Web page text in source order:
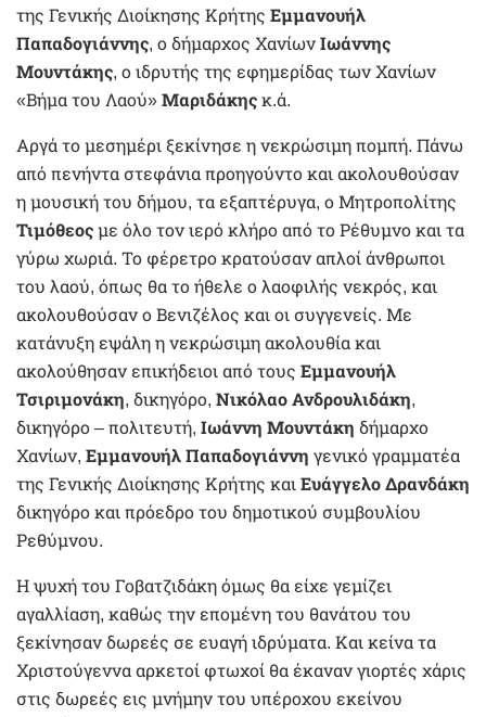
της Γενικής Διοίκησης Κρήτης Εμμανουήλ
Παπαδογιάννης, ο δήμαρχος Χανίων Ιωάννης
Μουντάκης, ο ιδρυτής της εφημερίδας των Χανίων
«Βήμα του Λαού» Μαριδάκης κ.ά.
Αργά το μεσημέρι ξεκίνησε η νεκρώσιμη πομπή. Πάνω
από πενήντα στεφάνια προηγούντο και ακολουθούσαν
η μουσική του δήμου, τα εξαπτέρυγα, ο Μητροπολίτης
Τιμόθεος με όλο τον ιερό κλήρο από το Ρέθυμνο και τα
γύρω χωριά. Το φέρετρο κρατούσαν απλοί άνθρωποι
του λαού, όπως θα το ήθελε ο λαοφιλής νεκρός, και
ακολουθούσαν ο Βενιζέλος και οι συγγενείς. Με
κατάνυξη εψάλη η νεκρώσιμη ακολουθία και
ακολούθησαν επικήδειοι από τους Εμμανουήλ
Τσιριμονάκη, δικηγόρο, Νικόλαο Ανδρουλιδάκη,
δικηγόρο – πολιτευτή, Ιωάννη Μουντάκη δήμαρχο
Χανίων, Εμμανουήλ Παπαδογιάννη γενικό γραμματέα
της Γενικής Διοίκησης Κρήτης και Ευάγγελο Δρανδάκη
δικηγόρο και πρόεδρο του δημοτικού συμβουλίου
Ρεθύμνου.
Η ψυχή του Γοβατζιδάκη όμως θα είχε γεμίζει
αγαλλίαση, καθώς την επομένη του θανάτου του
ξεκίνησαν δωρεές σε ευαγή ιδρύματα. Και κείνα τα
Χριστούγεννα αρκετοί φτωχοί θα έκαναν γιορτές χάρις
στις δωρεές εις μνήμην του υπέροχου εκείνου